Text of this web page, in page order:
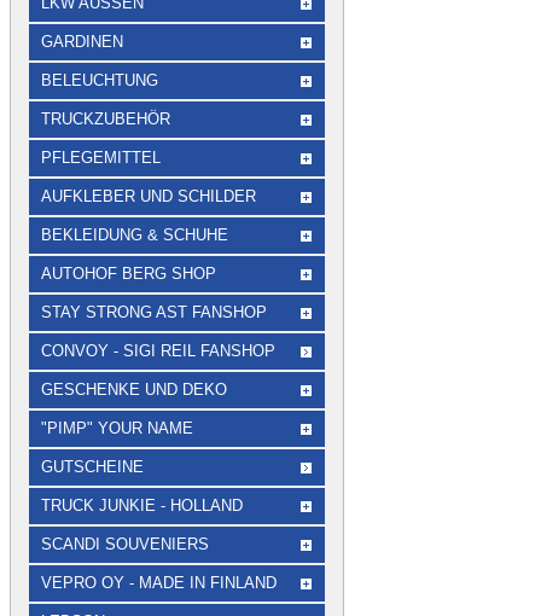
GARDINEN
BELEUCHTUNG
TRUCKZUBEHÖR
PFLEGEMITTEL
AUFKLEBER UND SCHILDER
BEKLEIDUNG & SCHUHE
AUTOHOF BERG SHOP
STAY STRONG AST FANSHOP
CONVOY - SIGI REIL FANSHOP
GESCHENKE UND DEKO
"PIMP" YOUR NAME
GUTSCHEINE
TRUCK JUNKIE - HOLLAND
SCANDI SOUVENIERS
VEPRO OY - MADE IN FINLAND